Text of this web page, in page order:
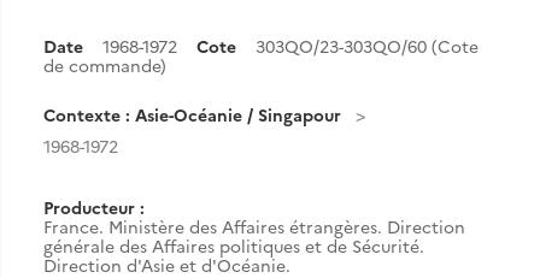
Date 1968-1972 Cote
303QO/23-303QO/60 (Cote
de commande)
Contexte : Asie-Océanie / Singapour
1968-1972
Producteur :
France. Ministère des Affaires étrangères. Direction
générale des Affaires politiques et de Sécurité.
Direction d'Asie et d'Océanie.